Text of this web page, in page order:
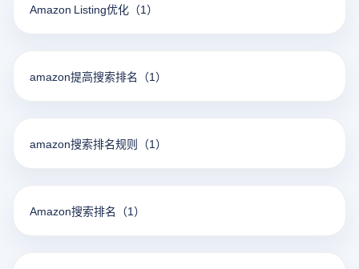
Amazon Listing优化 （1）
amazon提高搜索排名 （1）
amazon搜索排名规则 （1）
Amazon搜索排名 （1）